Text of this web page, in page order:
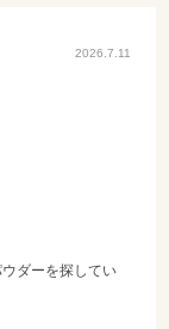
2026.7.11
ダーを探してい